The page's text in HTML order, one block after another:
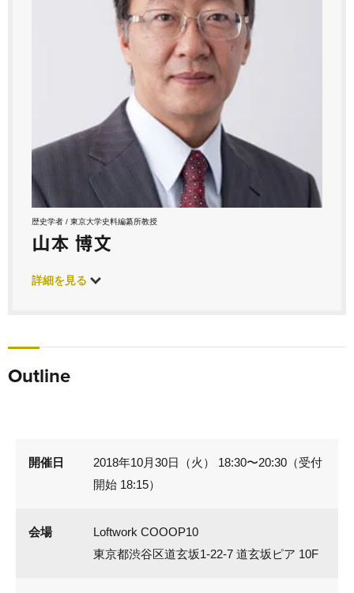
歴史学者 / 東京大学史料編纂所教授
山本 博文
詳細を見る
Outline
開催日
2018年10月30日（火） 18:30〜20:30（受付
開始 18:15）
会場
Loftwork COOOP10
東京都渋谷区道玄坂1-22-7 道玄坂ピア 10F